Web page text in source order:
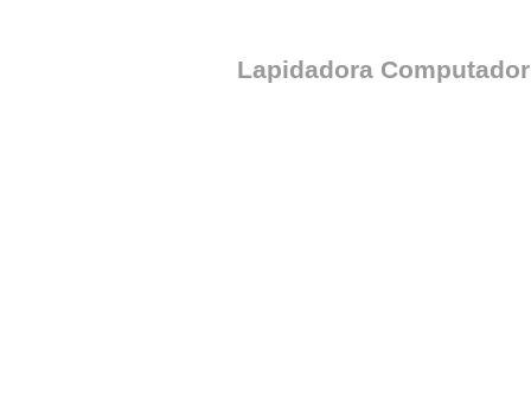
Lapidadora